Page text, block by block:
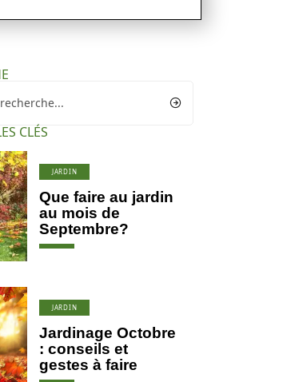
CLÉS
JARDIN
Que faire au jardin
au mois de
Septembre?
JARDIN
Jardinage Octobre
: conseils et
gestes à faire